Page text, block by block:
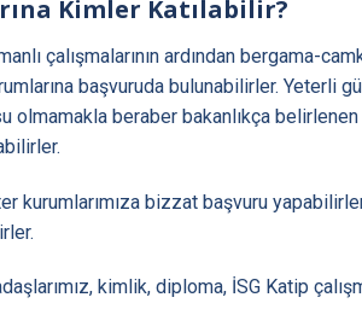
Kimler Katılabilir?
çalışmalarının ardından bergama-
başvuruda bulunabilirler. Yeterli
olmamakla beraber bakanlıkça
kurumlarımıza bizzat başvuru
kimlik, diploma, İSG Katip